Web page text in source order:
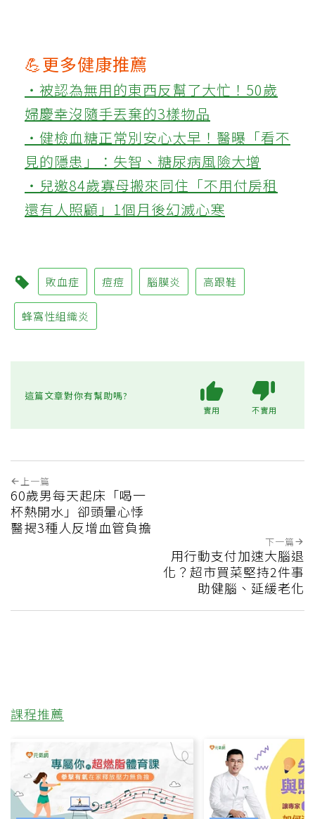
💪更多健康推薦
‧被認為無用的東西反幫了大忙！50歲
婦慶幸沒隨手丟棄的3樣物品
‧健檢血糖正常別安心太早！醫曝「看不
見的隱患」：失智、糖尿病風險大增
‧兒邀84歲寡母搬來同住「不用付房租
還有人照顧」1個月後幻滅心寒
敗血症 痘痘 腦膜炎 高跟鞋
蜂窩性組織炎
這篇文章對你有幫助嗎?
實用 不實用
上一篇
60歲男每天起床「喝一
杯熱開水」卻頭暈心悸
醫揭3種人反增血管負擔
下一篇
用行動支付加速大腦退
化？超市買菜堅持2件事
助健腦、延緩老化
課程推薦